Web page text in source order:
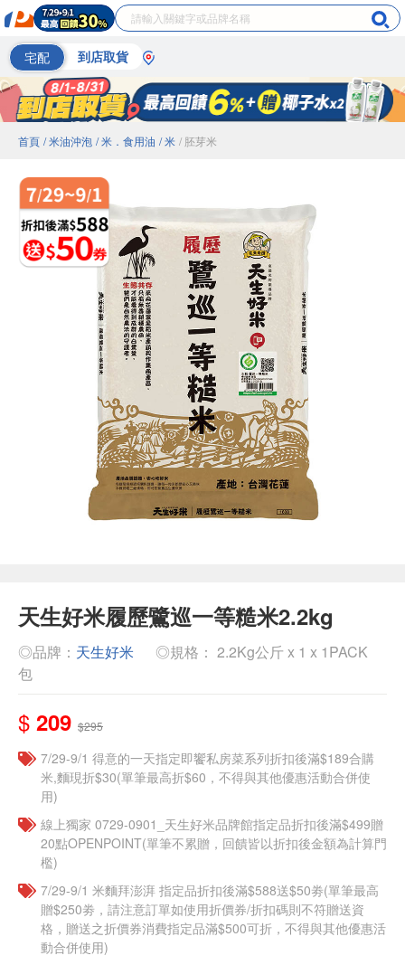
宅配 到店取貨
首頁 / 米油沖泡 / 米．食用油 / 米 / 胚芽米
天生好米履歷鷺巡一等糙米2.2kg
◎品牌： 天生好米
◎規格： 2.2Kg公斤 x 1 x 1PACK
包
$ 209 $295
7/29-9/1 得意的一天指定即饗私房菜系列折扣後滿$189合購
米,麵現折$30(單筆最高折$60，不得與其他優惠活動合併使
用)
線上獨家 0729-0901_天生好米品牌館指定品折扣後滿$499贈
20點OPENPOINT(單筆不累贈，回饋皆以折扣後金額為計算門
檻)
7/29-9/1 米麵拜澎湃 指定品折扣後滿$588送$50劵(單筆最高
贈$250劵，請注意訂單如使用折價券/折扣碼則不符贈送資
格，贈送之折價券消費指定品滿$500可折，不得與其他優惠活
動合併使用)